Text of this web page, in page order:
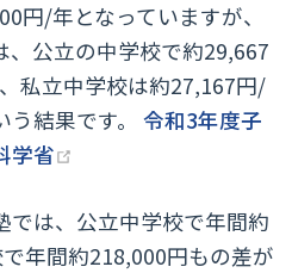
円/年となっていますが、
、公立の中学校で約29,667
私立中学校は約27,167円/
結果です。 令和3年度子
学省
では、公立中学校で年間約
年間約218,000円もの差が